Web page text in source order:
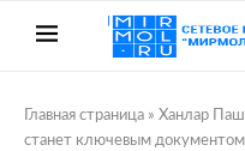
Главная страница » Ханлар
станет ключевым документом